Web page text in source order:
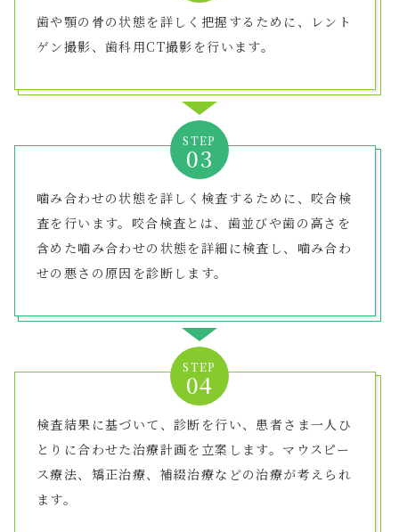
歯や顎の骨の状態を詳しく把握するために、レント
ゲン撮影、歯科用CT撮影を行います。
STEP
噛み合わせの状態を詳しく検査するために、咬合検
査を行います。咬合検査とは、歯並びや歯の高さを
含めた噛み合わせの状態を詳細に検査し、噛み合わ
せの悪さの原因を診断します。
STEP
検査結果に基づいて、診断を行い、患者さま一人ひ
とりに合わせた治療計画を立案します。マウスピー
ス療法、矯正治療、補綴治療などの治療が考えられ
ます。